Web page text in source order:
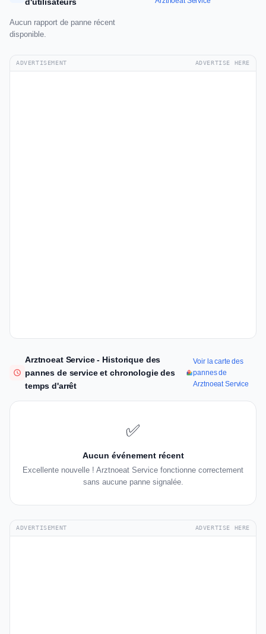
d'utilisateurs
Aucun rapport de panne récent
disponible.
ADVERTISEMENT ADVERTISE HERE
Arztnoeat Service - Historique des
pannes de service et chronologie des
temps d'arrêt
Voir la carte des
pannes de
Arztnoeat Service
✅
Aucun événement récent
Excellente nouvelle ! Arztnoeat Service fonctionne correctement
sans aucune panne signalée.
ADVERTISEMENT ADVERTISE HERE